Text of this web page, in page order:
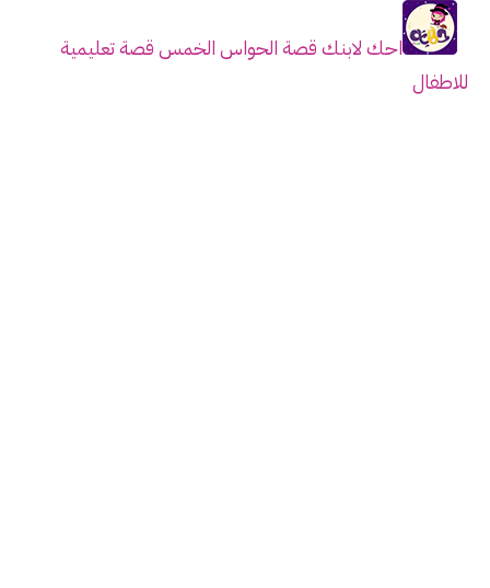
احك لابنك قصة الحواس الخمس قصة تعليمية
للاطفال